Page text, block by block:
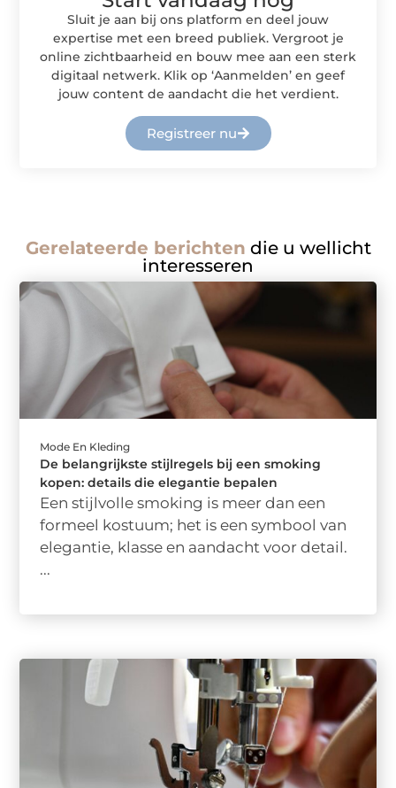
Sluit je aan bij ons platform en deel jouw
expertise met een breed publiek. Vergroot je
online zichtbaarheid en bouw mee aan een sterk
digitaal netwerk. Klik op ‘Aanmelden’ en geef
jouw content de aandacht die het verdient.
Registreer nu
Gerelateerde berichten die u wellicht
interesseren
Mode En Kleding
De belangrijkste stijlregels bij een smoking
kopen: details die elegantie bepalen
Een stijlvolle smoking is meer dan een
formeel kostuum; het is een symbool van
elegantie, klasse en aandacht voor detail.
...